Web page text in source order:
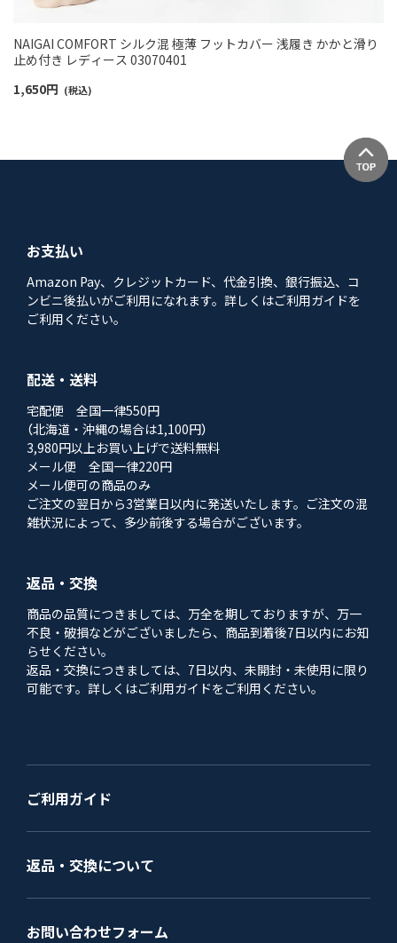
NAIGAI COMFORT シルク混 極薄 フットカバー 浅履き かかと滑り
止め付き レディース 03070401
1,650円 (税込)
お支払い
Amazon Pay、クレジットカード、代金引換、銀行振込、コ
ンビニ後払いがご利用になれます。詳しくはご利用ガイドを
ご利用ください。
配送・送料
宅配便 全国一律550円
（北海道・沖縄の場合は1,100円）
3,980円以上お買い上げで送料無料
メール便 全国一律220円
メール便可の商品のみ
ご注文の翌日から3営業日以内に発送いたします。ご注文の混
雑状況によって、多少前後する場合がございます。
返品・交換
商品の品質につきましては、万全を期しておりますが、万一
不良・破損などがございましたら、商品到着後7日以内にお知
らせください。
返品・交換につきましては、7日以内、未開封・未使用に限り
可能です。詳しくはご利用ガイドをご利用ください。
ご利用ガイド
返品・交換について
お問い合わせフォーム